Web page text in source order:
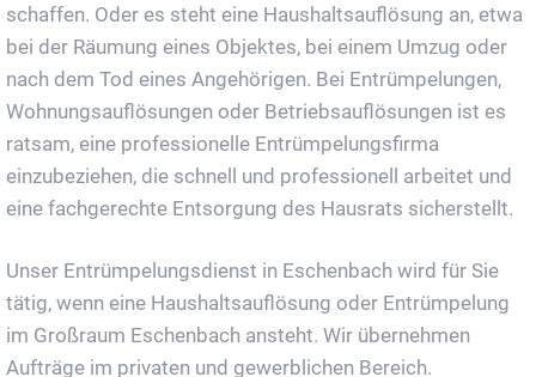
schaffen. Oder es steht eine Haushaltsauflösung an, etwa
bei der Räumung eines Objektes, bei einem Umzug oder
nach dem Tod eines Angehörigen. Bei Entrümpelungen,
Wohnungsauflösungen oder Betriebsauflösungen ist es
ratsam, eine professionelle Entrümpelungsfirma
einzubeziehen, die schnell und professionell arbeitet und
eine fachgerechte Entsorgung des Hausrats sicherstellt.
Unser Entrümpelungsdienst in Eschenbach wird für Sie
tätig, wenn eine Haushaltsauflösung oder Entrümpelung
im Großraum Eschenbach ansteht. Wir übernehmen
Aufträge im privaten und gewerblichen Bereich.